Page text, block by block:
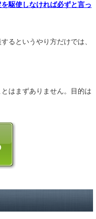
駆使しなければ必ずと言っ
るというやり方だけでは、
はまずありません。目的は